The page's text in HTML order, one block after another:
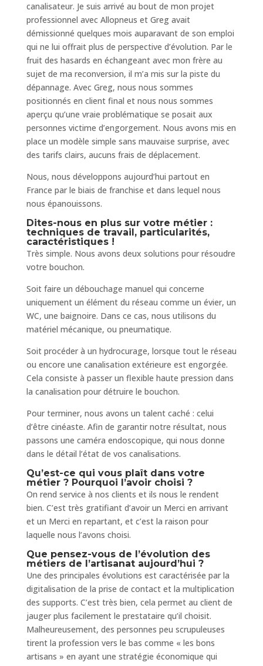
canalisateur. Je suis arrivé au bout de mon projet
professionnel avec Allopneus et Greg avait
démissionné quelques mois auparavant de son emploi
qui ne lui offrait plus de perspective d’évolution. Par le
fruit des hasards en échangeant avec mon frère au
sujet de ma reconversion, il m’a mis sur la piste du
dépannage. Avec Greg, nous nous sommes
positionnés en client final et nous nous sommes
aperçu qu’une vraie problématique se posait aux
personnes victime d’engorgement. Nous avons mis en
place un modèle simple sans mauvaise surprise, avec
des tarifs clairs, aucuns frais de déplacement.
Nous, nous développons aujourd’hui partout en
France par le biais de franchise et dans lequel nous
nous épanouissons.
Dites-nous en plus sur votre métier :
techniques de travail, particularités,
caractéristiques !
Très simple. Nous avons deux solutions pour résoudre
votre bouchon.
Soit faire un débouchage manuel qui concerne
uniquement un élément du réseau comme un évier, un
WC, une baignoire. Dans ce cas, nous utilisons du
matériel mécanique, ou pneumatique.
Soit procéder à un hydrocurage, lorsque tout le réseau
ou encore une canalisation extérieure est engorgée.
Cela consiste à passer un flexible haute pression dans
la canalisation pour détruire le bouchon.
Pour terminer, nous avons un talent caché : celui
d’être cinéaste. Afin de garantir notre résultat, nous
passons une caméra endoscopique, qui nous donne
dans le détail l’état de vos canalisations.
Qu’est-ce qui vous plaît dans votre
métier ? Pourquoi l’avoir choisi ?
On rend service à nos clients et ils nous le rendent
bien. C’est très gratifiant d’avoir un Merci en arrivant
et un Merci en repartant, et c’est la raison pour
laquelle nous l’avons choisi.
Que pensez-vous de l’évolution des
métiers de l’artisanat aujourd’hui ?
Une des principales évolutions est caractérisée par la
digitalisation de la prise de contact et la multiplication
des supports. C’est très bien, cela permet au client de
jauger plus facilement le prestataire qu’il choisit.
Malheureusement, des personnes peu scrupuleuses
tirent la profession vers le bas comme « les bons
artisans » en ayant une stratégie économique qui